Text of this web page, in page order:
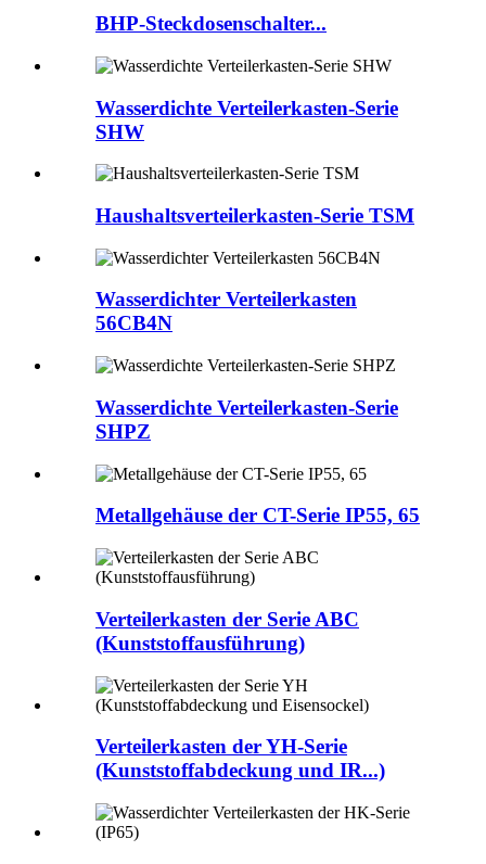
BHP-Steckdosenschalter...
Wasserdichte Verteilerkasten-Serie
SHW
Haushaltsverteilerkasten-Serie TSM
Wasserdichter Verteilerkasten
56CB4N
Wasserdichte Verteilerkasten-Serie
SHPZ
Metallgehäuse der CT-Serie IP55, 65
Verteilerkasten der Serie ABC
(Kunststoffausführung)
Verteilerkasten der YH-Serie
(Kunststoffabdeckung und IR...)